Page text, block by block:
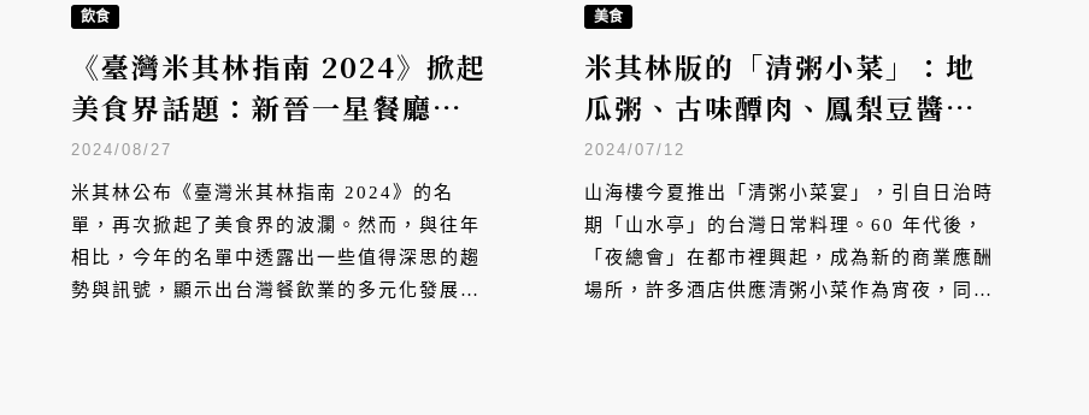
飲食
《臺灣米其林指南 2024》掀起
美食界話題：新晉一星餐廳的
崛起、冰品站上舞台，永續綠
星持續耀眼！
2024/08/27
米其林公布《臺灣米其林指南 2024》的名
單，再次掀起了美食界的波瀾。然而，與往年
相比，今年的名單中透露出一些值得深思的趨
勢與訊號，顯示出台灣餐飲業的多元化發展與
美食
米其林版的「清粥小菜」：地
瓜粥、古味醰肉、鳳梨豆醬台
灣野菜，山海樓喚起台灣味蕾
記憶
2024/07/12
山海樓今夏推出「清粥小菜宴」，引自日治時
期「山水亭」的台灣日常料理。60 年代後，
「夜總會」在都市裡興起，成為新的商業應酬
場所，許多酒店供應清粥小菜作為宵夜，同時